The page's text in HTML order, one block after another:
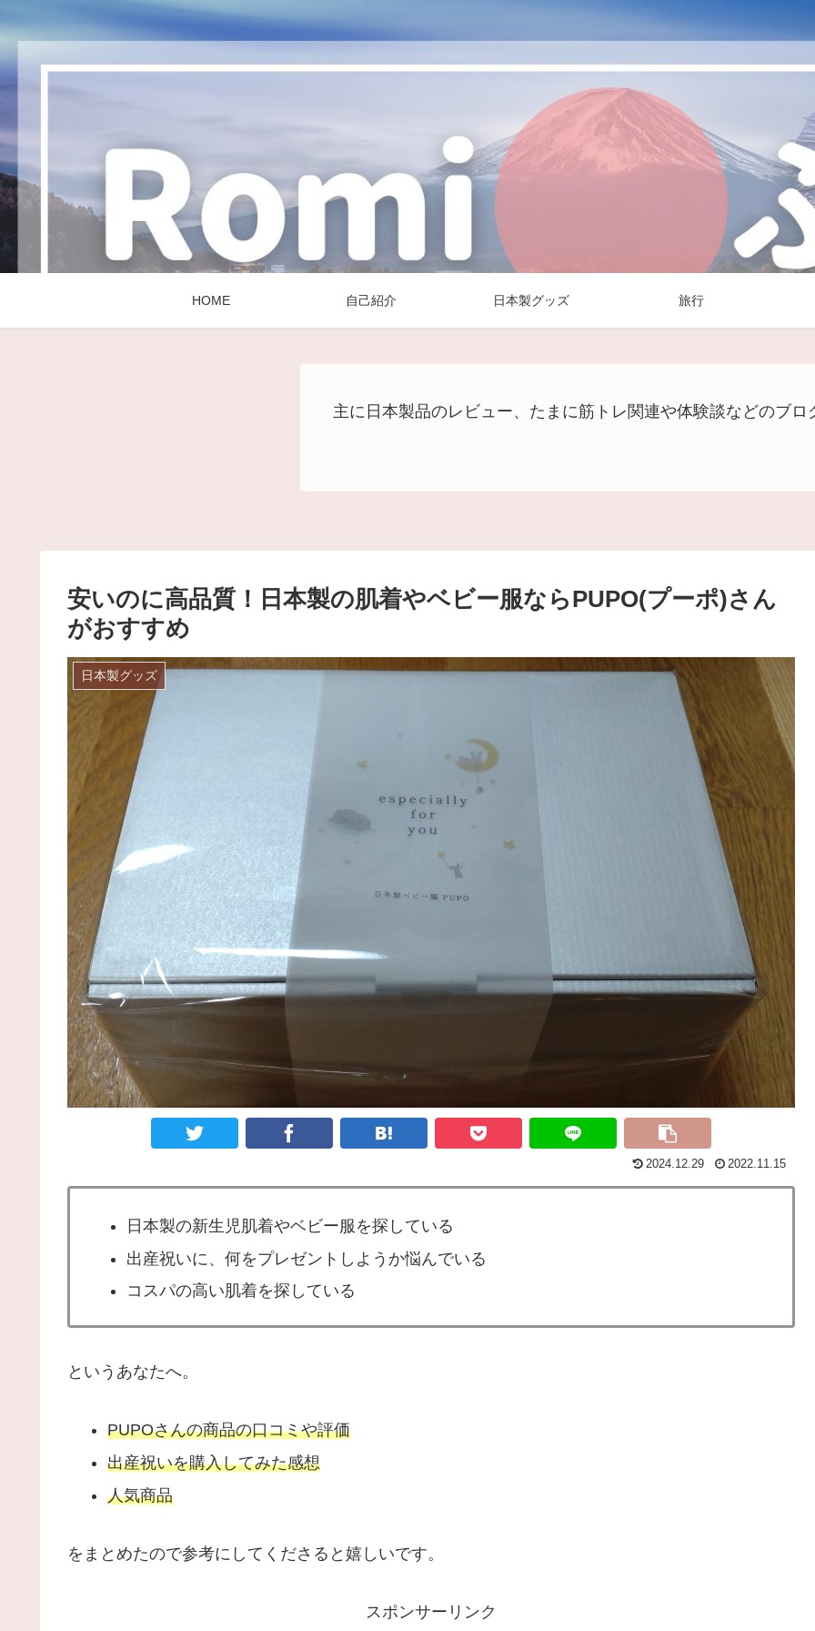
HOME 自己紹介 日本製グッズ 旅行
主に日本製品のレビュー、たまに筋トレ関連や体験談などのブロ
安いのに高品質！日本製の肌着やベビー服ならPUPO(プーポ)さん
がおすすめ
日本製グッズ
2024.12.29 2022.11.15
日本製の新生児肌着やベビー服を探している
出産祝いに、何をプレゼントしようか悩んでいる
コスパの高い肌着を探している
というあなたへ。
PUPOさんの商品の口コミや評価
出産祝いを購入してみた感想
人気商品
をまとめたので参考にしてくださると嬉しいです。
スポンサーリンク